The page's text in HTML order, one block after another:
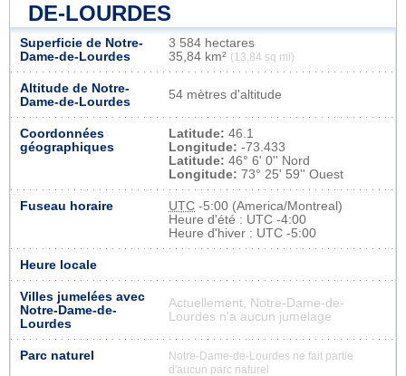
DE-LOURDES
Superficie de Notre-
Dame-de-Lourdes
3 584 hectares
35,84 km² (13,84 sq mi)
Altitude de Notre-
Dame-de-Lourdes
54 mètres d'altitude
Coordonnées
géographiques
Latitude: 46.1
Longitude: -73.433
Latitude: 46° 6' 0'' Nord
Longitude: 73° 25' 59'' Ouest
Fuseau horaire UTC -5:00 (America/Montreal)
Heure d'été : UTC -4:00
Heure d'hiver : UTC -5:00
Heure locale
Villes jumelées avec
Notre-Dame-de-
Lourdes
Actuellement, Notre-Dame-de-
Lourdes n'a aucun jumelage
Parc naturel
Notre-Dame-de-Lourdes ne fait partie
d'aucun parc naturel